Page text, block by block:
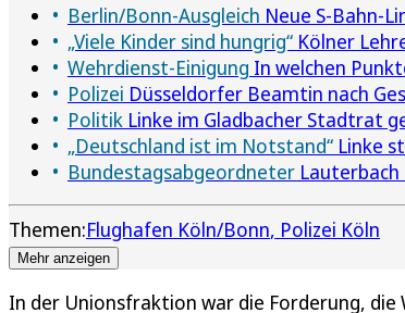
Berlin/Bonn-Ausgleich Neue S-Bahn-
„Viele Kinder sind hungrig“ Kölner
Wehrdienst-Einigung In welchen
Polizei Düsseldorfer Beamtin nach
Politik Linke im Gladbacher Stadtrat
„Deutschland ist im Notstand“ Linke
Bundestagsabgeordneter
Themen:Flughafen Köln/Bonn Polizei Köln
Mehr anzeigen
In der Unionsfraktion war die Forderung,